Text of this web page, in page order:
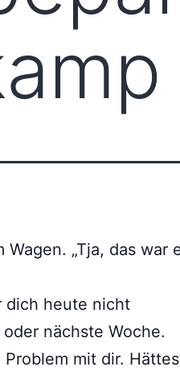
„Tja, das war
dich heute nicht
nächste Woche.
mit dir.